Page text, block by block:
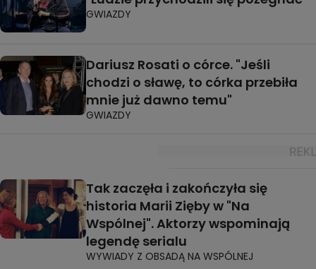
GWIAZDY
Dariusz Rosati o córce. "Jeśli
chodzi o sławę, to córka przebiła
mnie już dawno temu"
GWIAZDY
Tak zaczęła i zakończyła się
historia Marii Zięby w "Na
Wspólnej". Aktorzy wspominają
legendę serialu
WYWIADY Z OBSADĄ NA WSPÓLNEJ